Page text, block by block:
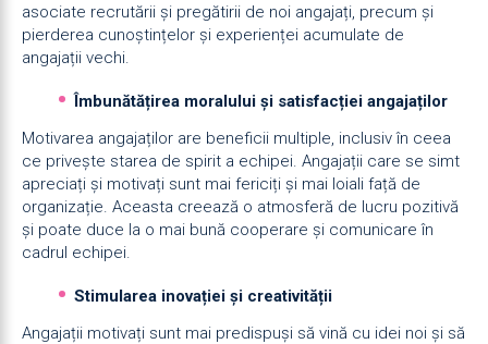
asociate recrutării și pregătirii de noi angajați, precum și
pierderea cunoștințelor și experienței acumulate de
angajații vechi.
Îmbunătățirea moralului și satisfacției angajaților
Motivarea angajaților are beneficii multiple, inclusiv în ceea
ce privește starea de spirit a echipei. Angajații care se simt
apreciați și motivați sunt mai fericiți și mai loiali față de
organizație. Aceasta creează o atmosferă de lucru pozitivă
și poate duce la o mai bună cooperare și comunicare în
cadrul echipei.
Stimularea inovației și creativității
Angajații motivați sunt mai predispuși să vină cu idei noi și să